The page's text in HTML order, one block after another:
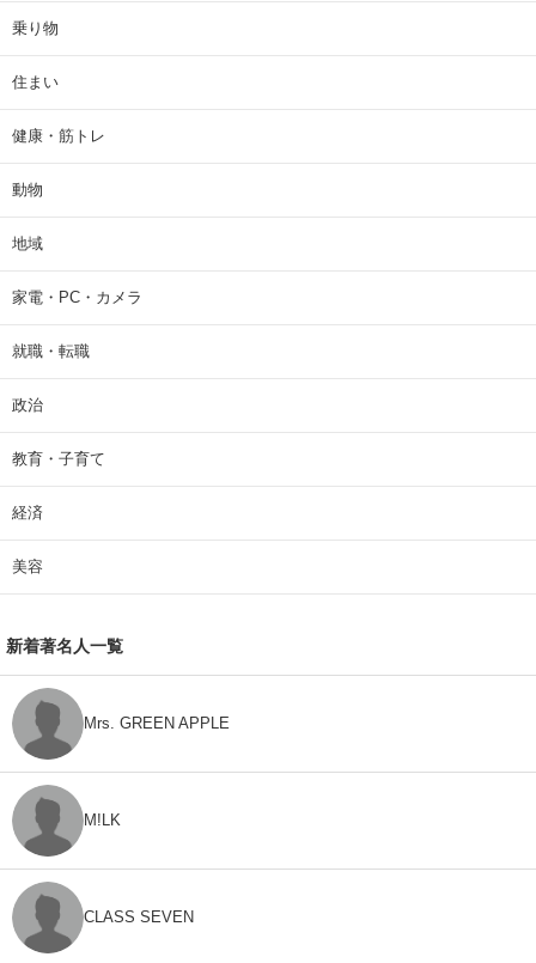
乗り物
住まい
健康・筋トレ
動物
地域
家電・PC・カメラ
就職・転職
政治
教育・子育て
経済
美容
新着著名人一覧
Mrs. GREEN APPLE
M!LK
CLASS SEVEN